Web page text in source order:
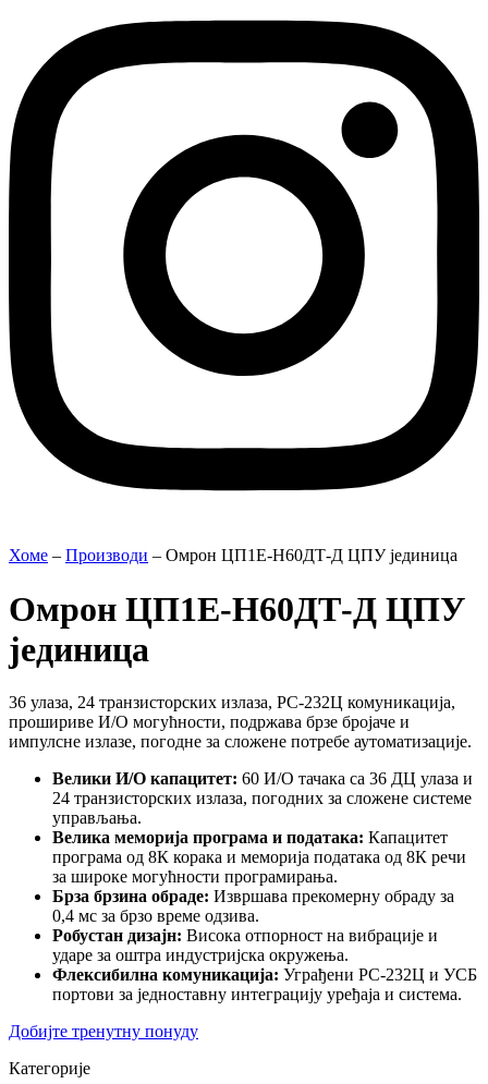
Хоме – Производи – Омрон ЦП1Е-Н60ДТ-Д ЦПУ јединица
Омрон ЦП1Е-Н60ДТ-Д ЦПУ
јединица
36 улаза, 24 транзисторских излаза, РС-232Ц комуникација,
прошириве И/О могућности, подржава брзе бројаче и
импулсне излазе, погодне за сложене потребе аутоматизације.
Велики И/О капацитет: 60 И/О тачака са 36 ДЦ улаза и
24 транзисторских излаза, погодних за сложене системе
управљања.
Велика меморија програма и података: Капацитет
програма од 8К корака и меморија података од 8К речи
за широке могућности програмирања.
Брза брзина обраде: Извршава прекомерну обраду за
0,4 мс за брзо време одзива.
Робустан дизајн: Висока отпорност на вибрације и
ударе за оштра индустријска окружења.
Флексибилна комуникација: Уграђени РС-232Ц и УСБ
портови за једноставну интеграцију уређаја и система.
Добијте тренутну понуду
Категорије